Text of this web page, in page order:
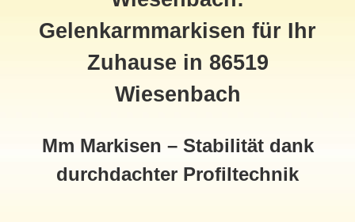
Gelenkarmmarkisen für Ihr
Zuhause in 86519
Wiesenbach
Mm Markisen – Stabilität dank
durchdachter Profiltechnik